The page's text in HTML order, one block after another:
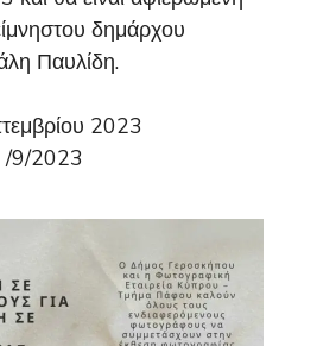
δημάρχου
Παυλίδη.
2023
/9/2023